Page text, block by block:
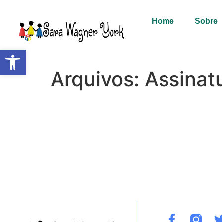
Abrir a barra de ferramentas
Home Sobre
Arquivos: